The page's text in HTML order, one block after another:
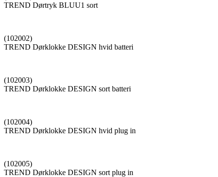
TREND Dørtryk BLUU1 sort
(102002)
TREND Dørklokke DESIGN hvid batteri
(102003)
TREND Dørklokke DESIGN sort batteri
(102004)
TREND Dørklokke DESIGN hvid plug in
(102005)
TREND Dørklokke DESIGN sort plug in